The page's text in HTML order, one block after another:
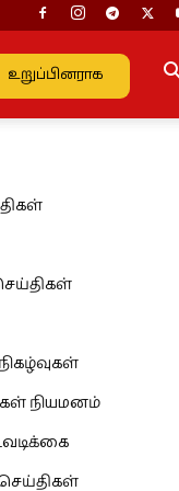
உறுப்பினராக
நியமனம்
செய்திகள்